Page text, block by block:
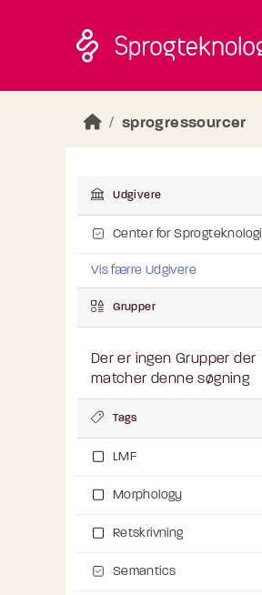
sprogressourcer
Udgivere
Center for Sprogteknologi
Vis færre Udgivere
Grupper
Der er ingen Grupper der
matcher denne søgning
Tags
LMF
Morphology
Retskrivning
Semantics